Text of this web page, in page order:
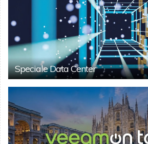
Speciale Data Center